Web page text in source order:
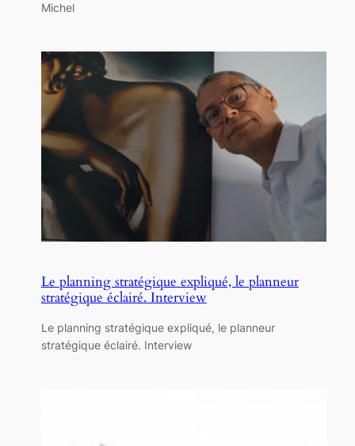
Michel
Le planning stratégique expliqué, le planneur
stratégique éclairé. Interview
Le planning stratégique expliqué, le planneur
stratégique éclairé. Interview